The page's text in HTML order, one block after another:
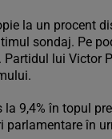
la un procent
sondaj. Pe
Partidul lui Victor
la 9,4% în topul
parlamentare în